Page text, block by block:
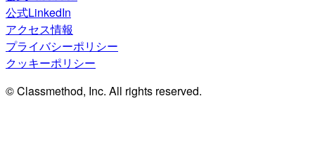
公式LinkedIn
アクセス情報
プライバシーポリシー
クッキーポリシー
© Classmethod, Inc. All rights reserved.